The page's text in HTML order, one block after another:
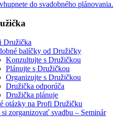
do svadobného plánovania.
Družička
balíčky od Družičky
Konzultujte s Družičkou
Plánujte s Družičkou
Organizujte s Družičkou
Družička odporúča
Družička plánuje
otázky na Profi Družičku
zorganizovať svadbu – Seminár